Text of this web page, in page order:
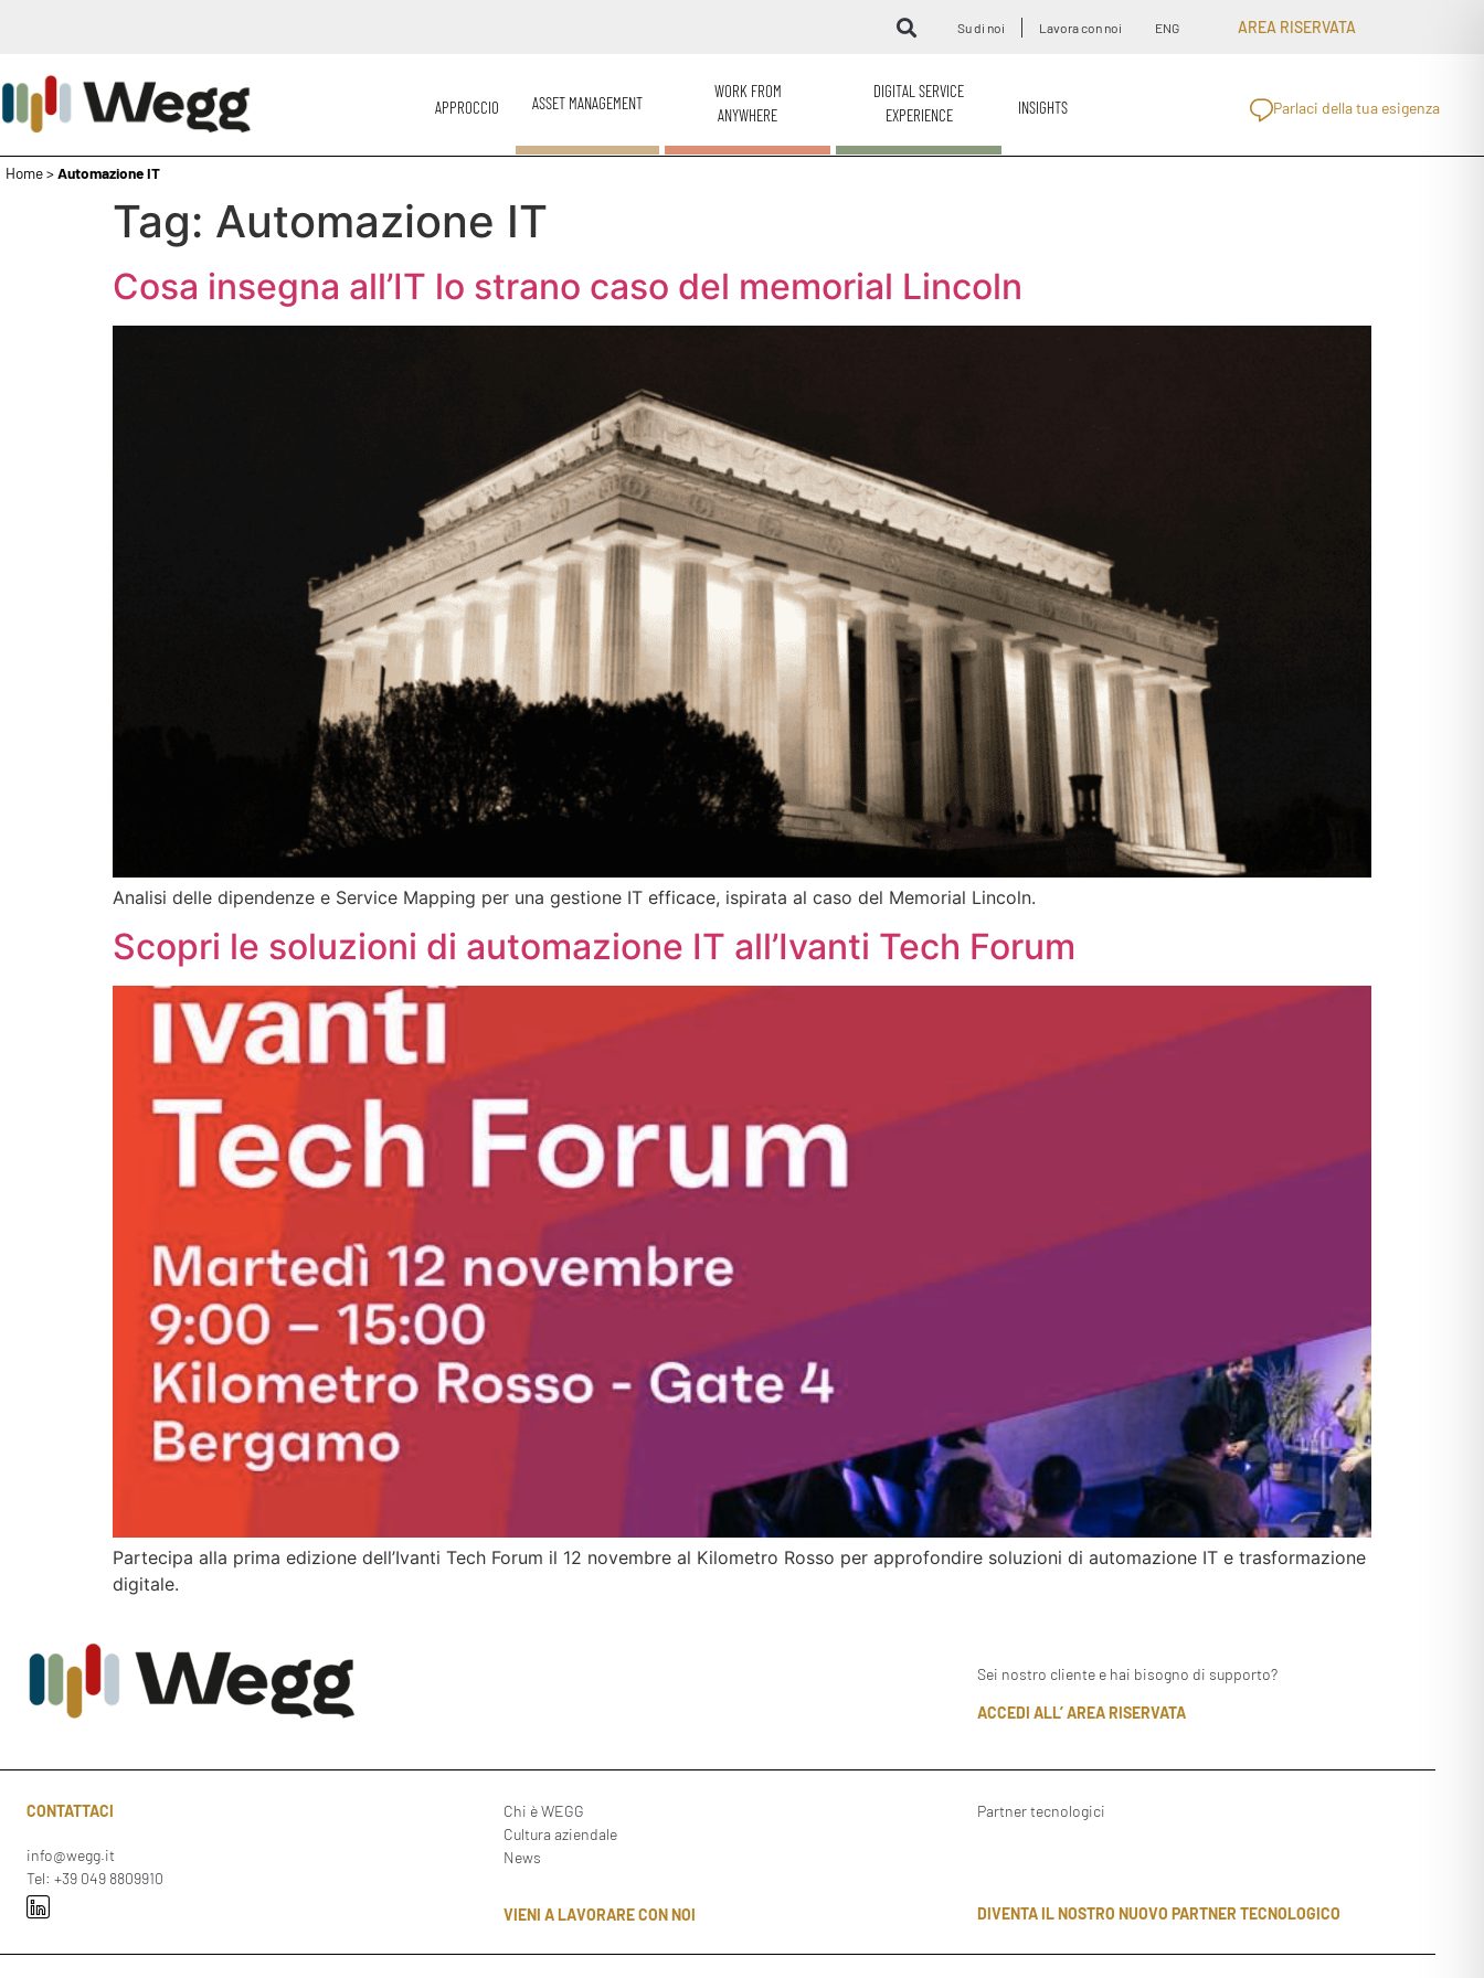
Su di noi Lavora con noi ENG AREA RISERVATA
APPROCCIO ASSET MANAGEMENT
WORK FROM
ANYWHERE
DIGITAL SERVICE
EXPERIENCE
INSIGHTS Parlaci della tua esigenza
Home>Automazione IT
Tag: Automazione IT
Cosa insegna all’IT lo strano caso del memorial Lincoln
Analisi delle dipendenze e Service Mapping per una gestione IT efficace, ispirata al caso del Memorial Lincoln.
Scopri le soluzioni di automazione IT all’Ivanti Tech Forum
Partecipa alla prima edizione dell’Ivanti Tech Forum il 12 novembre al Kilometro Rosso per approfondire soluzioni di automazione IT e trasformazione
digitale.
Sei nostro cliente e hai bisogno di supporto?
ACCEDI ALL’ AREA RISERVATA
CONTATTACI
info@wegg.it
Tel: +39 049 8809910
Chi è WEGG
Cultura aziendale
News
VIENI A LAVORARE CON NOI
Partner tecnologici
DIVENTA IL NOSTRO NUOVO PARTNER TECNOLOGICO